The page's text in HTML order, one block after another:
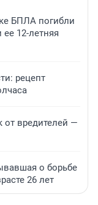
БПЛА погибли
12-летняя
рецепт
от вредителей —
о борьбе
26 лет